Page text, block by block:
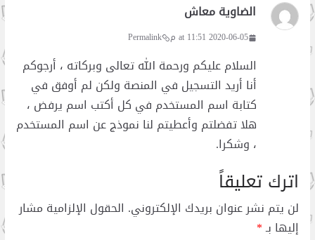
الضاوية معاش
2020-06-05 at 11:51 م Permalink
السلام عليكم ورحمة الله تعالى وبركاته ، أرجوكم
أنا أريد التسجيل في المنصة ولكن لم أوفق في
كتابة اسم المستخدم في كل أكتب اسم يرفض ،
هلا تفضلتم وأعطيتم لنا نموذج عن اسم المستخدم
، وشكرا.
اترك تعليقاً
لن يتم نشر عنوان بريدك الإلكتروني. الحقول الإلزامية مشار
إليها بـ*